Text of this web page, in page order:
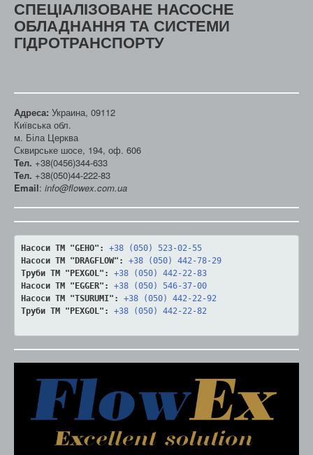
СПЕЦІАЛІЗОВАНЕ НАСОСНЕ
ОБЛАДНАННЯ ТА СИСТЕМИ
ГІДРОТРАНСПОРТУ
Адреса: Украина, 09112
Київська обл.
м. Біла Церква
Сквирське шосе, 194, оф. 606
Тел. +38(0456)344-633
Тел. +38(050)44-222-83
Email: info@flowex.com.ua
Насоси ТМ "GEHO":
+38 (050) 523-02-55
Насоси ТМ "DRAGFLOW":
+38 (050) 442-78-29
Труби ТМ "PEXGOL":
+38 (050) 442-22-83
Насоси ТМ "EGGER":
+38 (050) 546-37-00
Насоси ТМ "TSURUMI":
+38 (050) 442-22-92
Труби ТМ "PEXGOL":
+38 (050) 442-22-82